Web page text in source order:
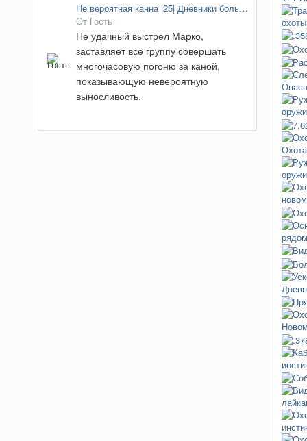
Не вероятная канна |25| Дневники большой охоты
От Гость
Не удачный выстрел Марко,
заставляет все группу совершать
многочасовую погоню за каной,
показывающую невероятную
выносливость.